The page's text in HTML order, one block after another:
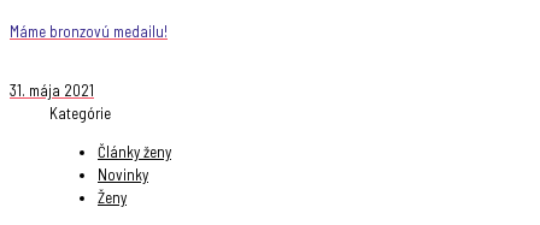
Máme bronzovú medailu!
31. mája 2021
Kategórie
Články ženy
Novinky
Ženy